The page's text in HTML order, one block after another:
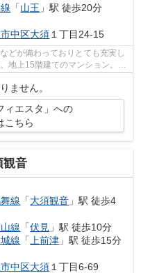
「山王 」駅 徒歩20分
中区大須 １丁目24-15
どが備わっておりとても充実し
地上15階建てのマンション。2
ません。
ィエスタ」への
こちら
観音
線 「大須観音 」駅 徒歩4
線 「伏見 」駅 徒歩10分
線 「 上前津 」駅 徒歩15分
中区大須 １丁目6-69